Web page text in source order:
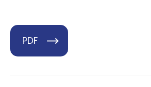
PDF